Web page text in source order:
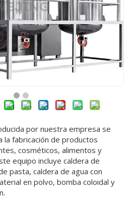
por nuestra empresa se
la fabricación de productos
cosméticos, alimentos y
equipo incluye caldera de
pasta, caldera de agua con
en polvo, bomba coloidal y